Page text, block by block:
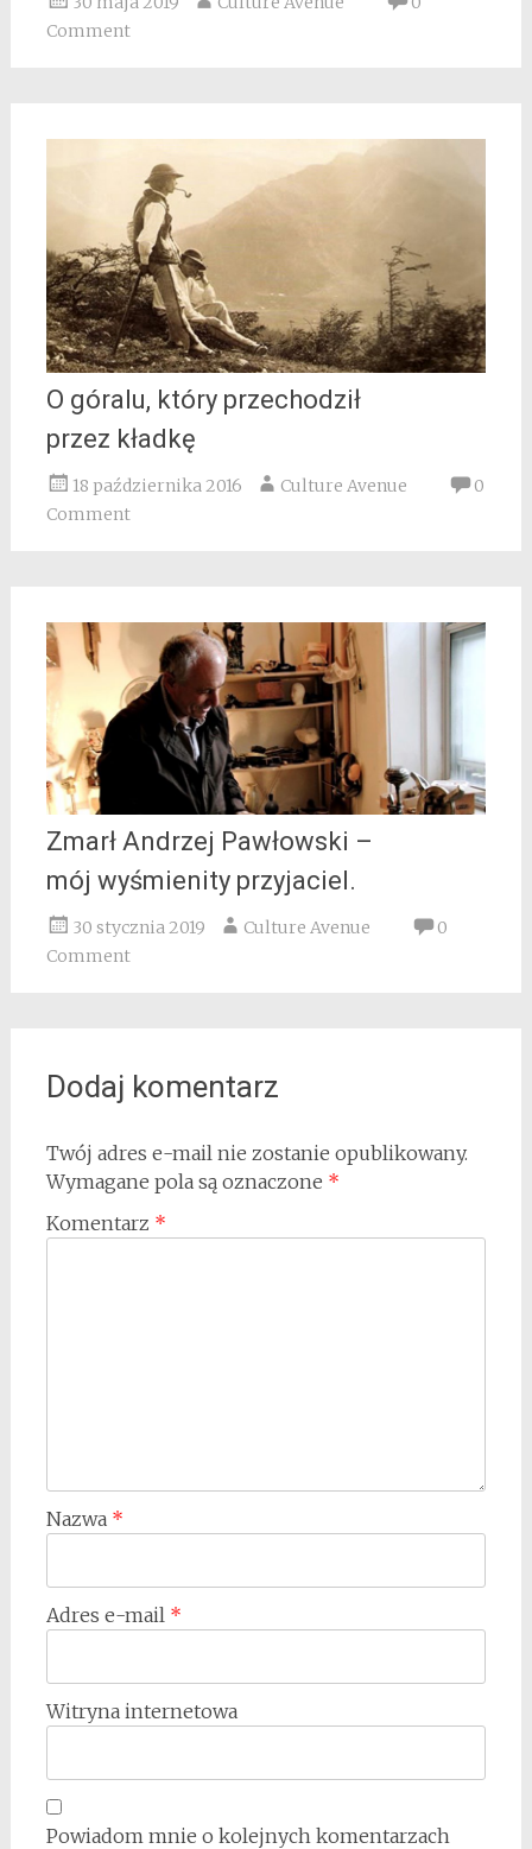
Comment
O góralu, który przechodził
przez kładkę
18 października 2016 Culture Avenue
0
Comment
Zmarł Andrzej Pawłowski –
mój wyśmienity przyjaciel.
30 stycznia 2019 Culture Avenue
0
Comment
Dodaj komentarz
Twój adres e-mail nie zostanie opublikowany.
Wymagane pola są oznaczone *
Komentarz *
Nazwa *
Adres e-mail *
Witryna internetowa
Powiadom mnie o kolejnych komentarzach